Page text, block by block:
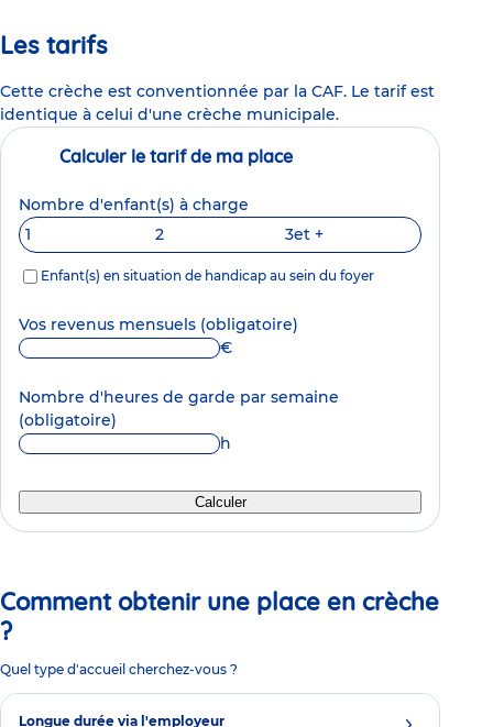
Les tarifs
Cette crèche est conventionnée par la CAF. Le tarif est
identique à celui d'une crèche municipale.
Calculer le tarif de ma place
Nombre d'enfant(s) à charge
1
2 3et +
Enfant(s) en situation de handicap au sein du foyer
Vos revenus mensuels (obligatoire)
€
Nombre d'heures de garde par semaine
(obligatoire)
h
Calculer
Comment obtenir une place en crèche
?
Quel type d'accueil cherchez-vous ?
Longue durée via l'employeur